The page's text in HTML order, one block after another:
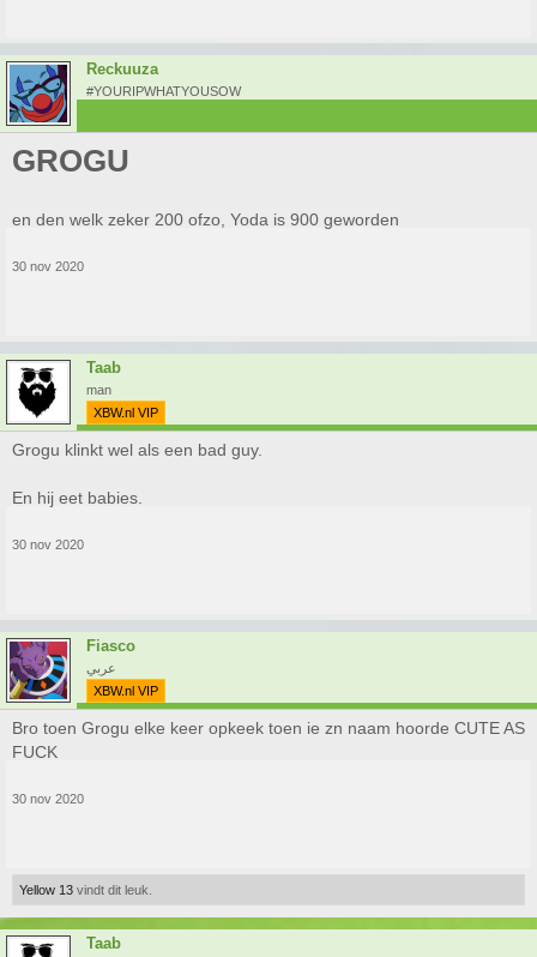
Reckuuza
#YOURIPWHATYOUSOW
GROGU
en den welk zeker 200 ofzo, Yoda is 900 geworden
30 nov 2020
Taab
man
XBW.nl VIP
Grogu klinkt wel als een bad guy.
En hij eet babies.
30 nov 2020
Fiasco
عربي
XBW.nl VIP
Bro toen Grogu elke keer opkeek toen ie zn naam hoorde CUTE AS
FUCK
30 nov 2020
Yellow 13 vindt dit leuk.
Taab